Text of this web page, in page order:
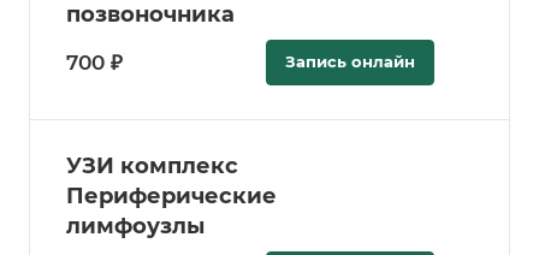
позвоночника
700 ₽ Запись онлайн
УЗИ комплекс
Периферические
лимфоузлы